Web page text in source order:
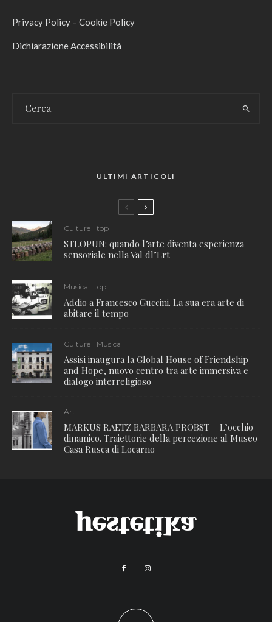
Privacy Policy – Cookie Policy
Dichiarazione Accessibilità
ULTIMI ARTICOLI
Culture top
STLOPUN: quando l’arte diventa esperienza
sensoriale nella Val dl’Ert
Musica top
Addio a Francesco Guccini. La sua era arte di
abitare il tempo
Culture Musica
Assisi inaugura la Global House of Friendship
and Hope, nuovo centro tra arte immersiva e
dialogo interreligioso
Art
MARKUS RAETZ BARBARA PROBST – L’occhio
dinamico. Traiettorie della percezione al Museo
Casa Rusca di Locarno